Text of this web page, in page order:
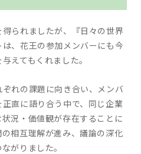
られましたが、『日々の世界
、花王の参加メンバーにも今
えてもくれました。
れの課題に向き合い、メンバ
直に語り合う中で、同じ企業
況・価値観が存在することに
相互理解が進み、議論の深化
がりました。